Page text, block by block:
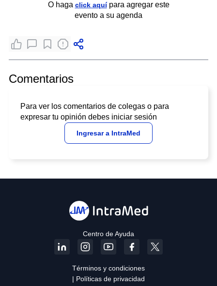
O haga click aquípara agregar este
evento a su agenda
Comentarios
Para ver los comentarios de colegas o para
expresar tu opinión debes iniciar sesión
Ingresar a IntraMed
Centro de Ayuda
Términos y condiciones
| Políticas de privacidad